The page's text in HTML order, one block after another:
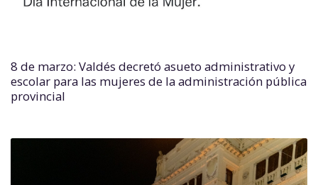
8 de marzo: Valdés decretó asueto administrativo y
escolar para las mujeres de la administración pública
provincial